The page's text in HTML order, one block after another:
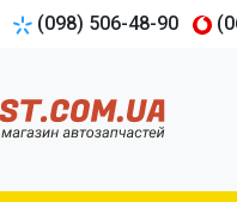
(098) 506-48-90